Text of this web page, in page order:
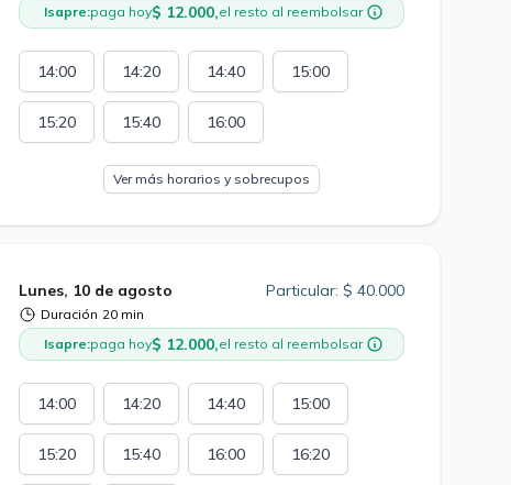
Isapre:paga hoy$ 12.000,el resto al reembolsar
14:00 14:20 14:40 15:00
15:20 15:40 16:00
Ver más horarios y sobrecupos
Lunes, 10 de agosto
Duración 20 min
Particular: $ 40.000
Isapre:paga hoy$ 12.000,el resto al reembolsar
14:00 14:20 14:40 15:00
15:20 15:40 16:00 16:20